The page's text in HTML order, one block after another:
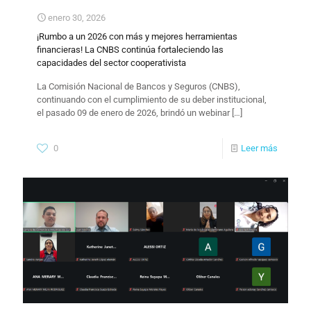
enero 30, 2026
¡Rumbo a un 2026 con más y mejores herramientas
financieras! La CNBS continúa fortaleciendo las
capacidades del sector cooperativista
La Comisión Nacional de Bancos y Seguros (CNBS),
continuando con el cumplimiento de su deber institucional,
el pasado 09 de enero de 2026, brindó un webinar[…]
0 Leer más